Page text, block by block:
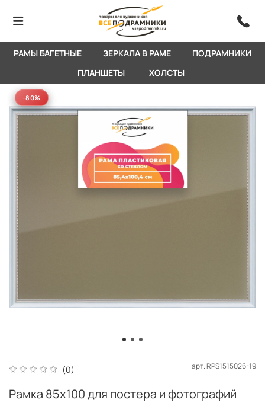
РАМЫ БАГЕТНЫЕ ЗЕРКАЛА В РАМЕ
ПОДРАМНИКИ
ПЛАНШЕТЫ
ХОЛСТЫ
-80%
-80%
(0) арт.RPS1515026-19
Рамка 85x100 для постера и фотографий